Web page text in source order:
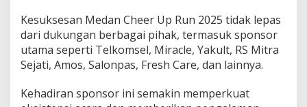
Kesuksesan Medan Cheer Up Run 2025 tidak lepas
dari dukungan berbagai pihak, termasuk sponsor
utama seperti Telkomsel, Miracle, Yakult, RS Mitra
Sejati, Amos, Salonpas, Fresh Care, dan lainnya.
Kehadiran sponsor ini semakin memperkuat